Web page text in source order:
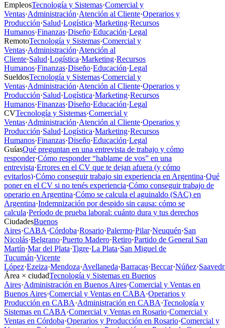
EmpleosTecnología y Sistemas·Comercial y
Ventas·Administración·Atención al Cliente·Operarios y
Producción·Salud·Logística·Marketing·Recursos
Humanos·Finanzas·Diseño·Educación·Legal
RemotoTecnología y Sistemas·Comercial y
Ventas·Administración·Atención al
Cliente·Salud·Logística·Marketing·Recursos
Humanos·Finanzas·Diseño·Educación·Legal
SueldosTecnología y Sistemas·Comercial y
Ventas·Administración·Atención al Cliente·Operarios y
Producción·Salud·Logística·Marketing·Recursos
Humanos·Finanzas·Diseño·Educación·Legal
CVTecnología y Sistemas·Comercial y
Ventas·Administración·Atención al Cliente·Operarios y
Producción·Salud·Logística·Marketing·Recursos
Humanos·Finanzas·Diseño·Educación·Legal
GuíasQué preguntan en una entrevista de trabajo y cómo
responder·Cómo responder “hablame de vos” en una
entrevista·Errores en el CV que te dejan afuera (y cómo
evitarlos)·Cómo conseguir trabajo sin experiencia en Argentina·Qué
poner en el CV si no tenés experiencia·Cómo conseguir trabajo de
operario en Argentina·Cómo se calcula el aguinaldo (SAC) en
Argentina·Indemnización por despido sin causa: cómo se
calcula·Período de prueba laboral: cuánto dura y tus derechos
CiudadesBuenos
Aires·CABA·Córdoba·Rosario·Palermo·Pilar·Neuquén·San
Nicolás·Belgrano·Puerto Madero·Retiro·Partido de General San
Martín·Mar del Plata·Tigre·La Plata·San Miguel de
Tucumán·Vicente
López·Ezeiza·Mendoza·Avellaneda·Barracas·Beccar·Núñez·
Área × ciudadTecnología y Sistemas en Buenos
Aires·Administración en Buenos Aires·Comercial y Ventas en
Buenos Aires·Comercial y Ventas en CABA·Operarios y
Producción en CABA·Administración en CABA·Tecnología y
Sistemas en CABA·Comercial y Ventas en Rosario·Comercial y
Ventas en Córdoba·Operarios y Producción en Rosario·Comercial y